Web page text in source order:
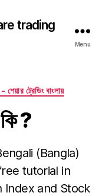
trading
Menu
ট্রেডিং বাংলায়
?
(Bangla)
tutorial in
Index and Stock